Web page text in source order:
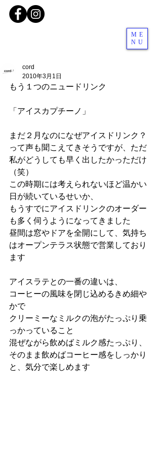
ME
NU
cord
2010年3月1日
もう１つのニュードリンク
「アイスカプチーノ」
まだ２月なのになぜアイスドリンク？
って声も聞こえてきそうですが、ただ
私がどうしても早く出したかっただけ
（笑）
この時期には考えられないほど温かい
日が続いているせいか、
もうすでにアイスドリンクのオーダー
も多く伺うようになってきました
昼間は窓やドアを全開にして、気持ち
はオープンテラス状態で営業しており
ます
アイスラテとの一番の違いは、
コーヒーの風味を閉じ込めるきめ細や
かで
クリーミーなミルクの泡がたっぷり乗
っかっていること
混ぜながら飲めばミルク感たっぷり、
そのまま飲めばコーヒー感をしっかり
と、気分で楽しめます